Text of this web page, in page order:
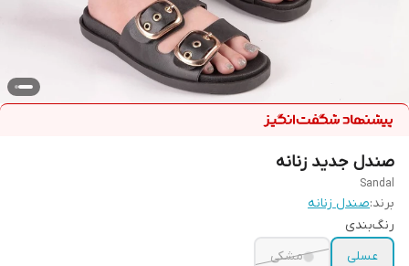
صندل جدید زنانه
Sandal
برند:صندل زنانه
رنگ‌بندی
عسلی
مشکی